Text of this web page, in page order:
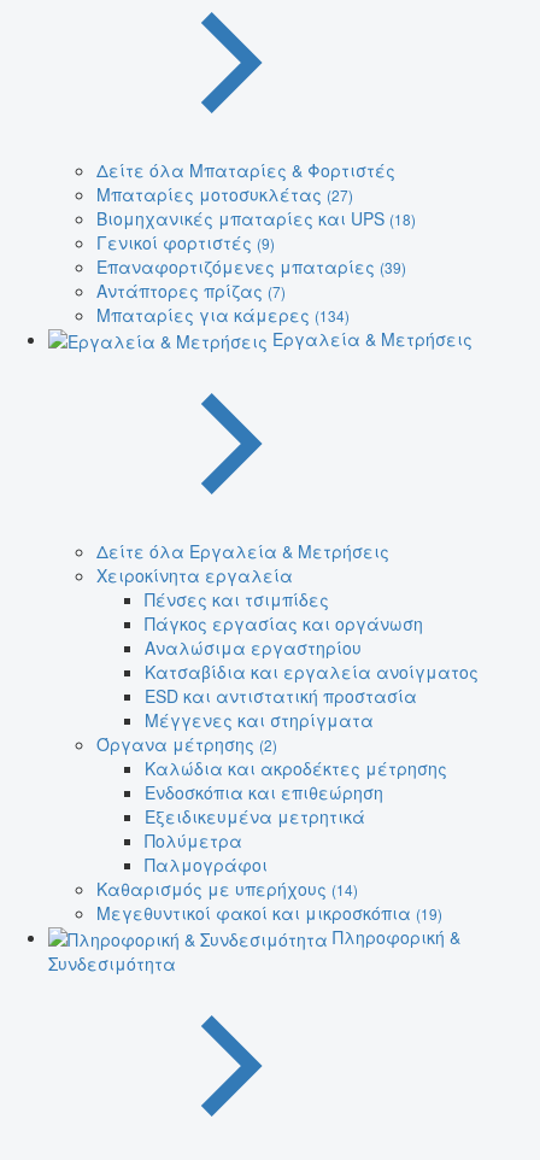
Δείτε όλα Μπαταρίες & Φορτιστές
Μπαταρίες μοτοσυκλέτας (27)
Βιομηχανικές μπαταρίες και UPS (18)
Γενικοί φορτιστές (9)
Επαναφορτιζόμενες μπαταρίες (39)
Αντάπτορες πρίζας (7)
Μπαταρίες για κάμερες (134)
Εργαλεία & Μετρήσεις
Δείτε όλα Εργαλεία & Μετρήσεις
Χειροκίνητα εργαλεία
Πένσες και τσιμπίδες
Πάγκος εργασίας και οργάνωση
Αναλώσιμα εργαστηρίου
Κατσαβίδια και εργαλεία ανοίγματος
ESD και αντιστατική προστασία
Μέγγενες και στηρίγματα
Όργανα μέτρησης (2)
Καλώδια και ακροδέκτες μέτρησης
Ενδοσκόπια και επιθεώρηση
Εξειδικευμένα μετρητικά
Πολύμετρα
Παλμογράφοι
Καθαρισμός με υπερήχους (14)
Μεγεθυντικοί φακοί και μικροσκόπια (19)
Πληροφορική &
Συνδεσιμότητα